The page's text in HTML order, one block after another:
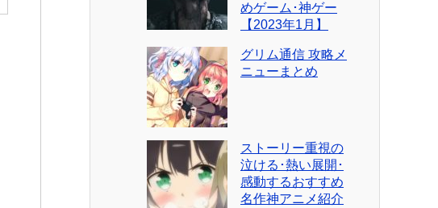
めゲーム･神ゲー
【2023年1月】
グリム通信 攻略メ
ニューまとめ
ストーリー重視の
泣ける･熱い展開･
感動するおすすめ
名作神アニメ紹介